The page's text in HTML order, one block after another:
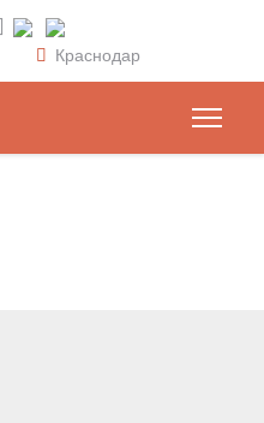
Краснодар